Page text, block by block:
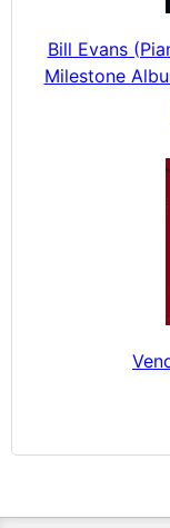
Bill Evans
Milestone